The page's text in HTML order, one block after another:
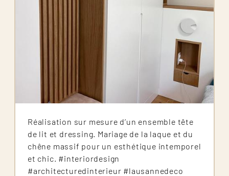
Réalisation sur mesure d’un ensemble tête
de lit et dressing. Mariage de la laque et du
chêne massif pour un esthétique intemporel
et chic. #interiordesign
#architecturedinterieur #lausannedeco